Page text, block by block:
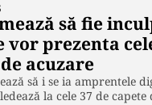
să fie
vor prezenta
acuzare
să i se ia amprentele
la cele 37 de capete